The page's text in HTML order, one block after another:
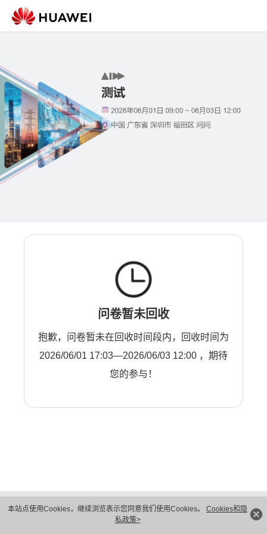
本站点使用Cookies，继续浏览表示您同意我们使用Cookies。 Cookies和隐
私政策>
问卷暂未回收
抱歉，问卷暂未在回收时间段内，回收时间为
2026/06/01 17:03—2026/06/03 12:00 ，期待
您的参与！
隐私保护
法律声明